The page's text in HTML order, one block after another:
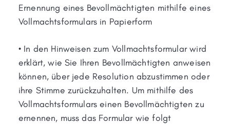
Ernennung eines Bevollmächtigten mithilfe eines
Vollmachtsformulars in Papierform
• In den Hinweisen zum Vollmachtsformular wird
erklärt, wie Sie Ihren Bevollmächtigten anweisen
können, über jede Resolution abzustimmen oder
ihre Stimme zurückzuhalten. Um mithilfe des
Vollmachtsformulars einen Bevollmächtigten zu
ernennen, muss das Formular wie folgt